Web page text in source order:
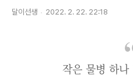
달이선생 2022. 2. 22. 22:18
작은 물병 하